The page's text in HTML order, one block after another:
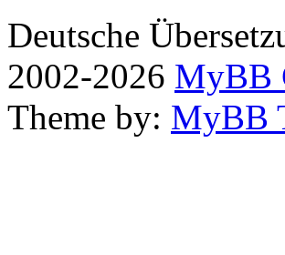
Deutsche
2002-2026 MyBB
Theme by: MyBB